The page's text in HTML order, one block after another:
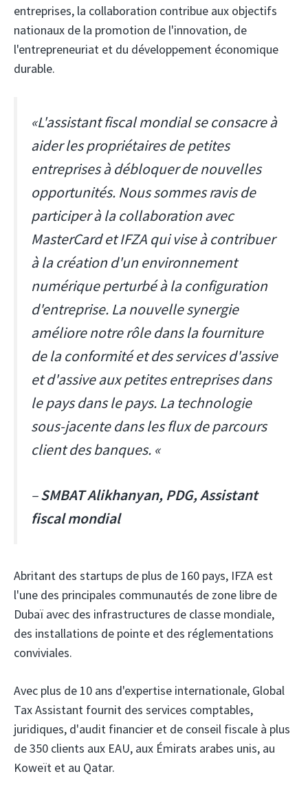
entreprises, la collaboration contribue aux objectifs
nationaux de la promotion de l'innovation, de
l'entrepreneuriat et du développement économique
durable.
«L'assistant fiscal mondial se consacre à
aider les propriétaires de petites
entreprises à débloquer de nouvelles
opportunités. Nous sommes ravis de
participer à la collaboration avec
MasterCard et IFZA qui vise à contribuer
à la création d'un environnement
numérique perturbé à la configuration
d'entreprise. La nouvelle synergie
améliore notre rôle dans la fourniture
de la conformité et des services d'assive
et d'assive aux petites entreprises dans
le pays dans le pays. La technologie
sous-jacente dans les flux de parcours
client des banques. «
–SMBAT Alikhanyan, PDG, Assistant
fiscal mondial
Abritant des startups de plus de 160 pays, IFZA est
l'une des principales communautés de zone libre de
Dubaï avec des infrastructures de classe mondiale,
des installations de pointe et des réglementations
conviviales.
Avec plus de 10 ans d'expertise internationale, Global
Tax Assistant fournit des services comptables,
juridiques, d'audit financier et de conseil fiscale à plus
de 350 clients aux EAU, aux Émirats arabes unis, au
Koweït et au Qatar.